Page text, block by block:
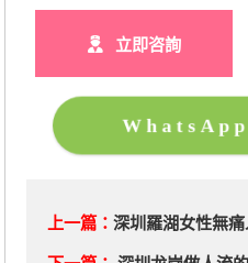
立即咨詢
WhatsApp
上一篇： 深圳羅湖女性無